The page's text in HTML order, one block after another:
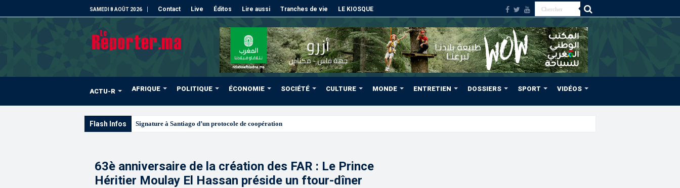
SAMEDI 8 AOÛT 2026 Contact Live Éditos Lire aussi Tranches de vie LE KIOSQUE
ACTU-R AFRIQUE POLITIQUE ÉCONOMIE SOCIÉTÉ CULTURE MONDE ENTRETIEN DOSSIERS SPORT VIDÉOS
Flash Infos Signature à Santiago d’un protocole de coopération sanitaire et phytosanitaire entre l’ONSSA
63è anniversaire de la création des FAR : Le Prince
Héritier Moulay El Hassan préside un ftour-dîner